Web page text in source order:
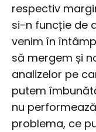
respectiv
si-n funcție de
venim în
să mergem și
analizelor pe
putem
nu
problema, ce